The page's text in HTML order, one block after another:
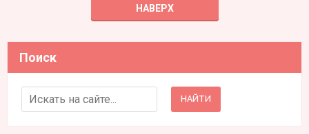
НАВЕРХ
Поиск
Search for: